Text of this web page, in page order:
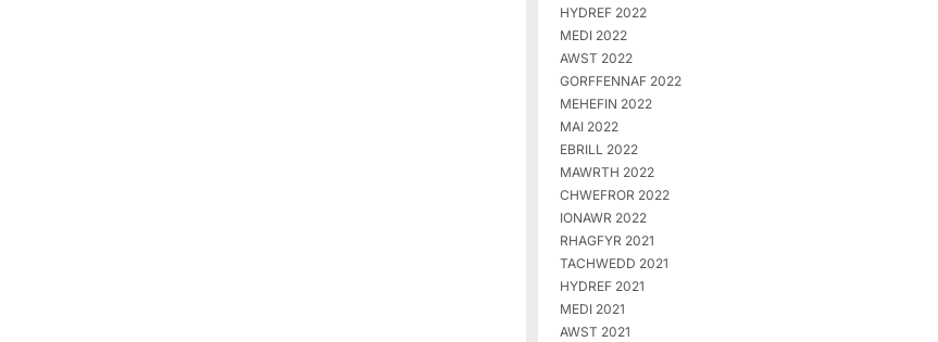
HYDREF 2022
MEDI 2022
AWST 2022
GORFFENNAF 2022
MEHEFIN 2022
MAI 2022
EBRILL 2022
MAWRTH 2022
CHWEFROR 2022
IONAWR 2022
RHAGFYR 2021
TACHWEDD 2021
HYDREF 2021
MEDI 2021
AWST 2021